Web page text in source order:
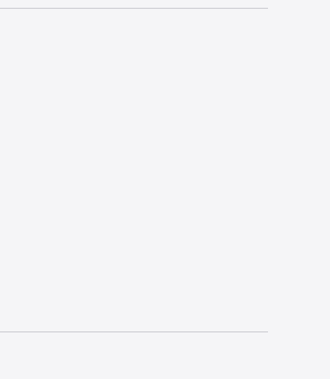
- Apple 大连恒隆广场